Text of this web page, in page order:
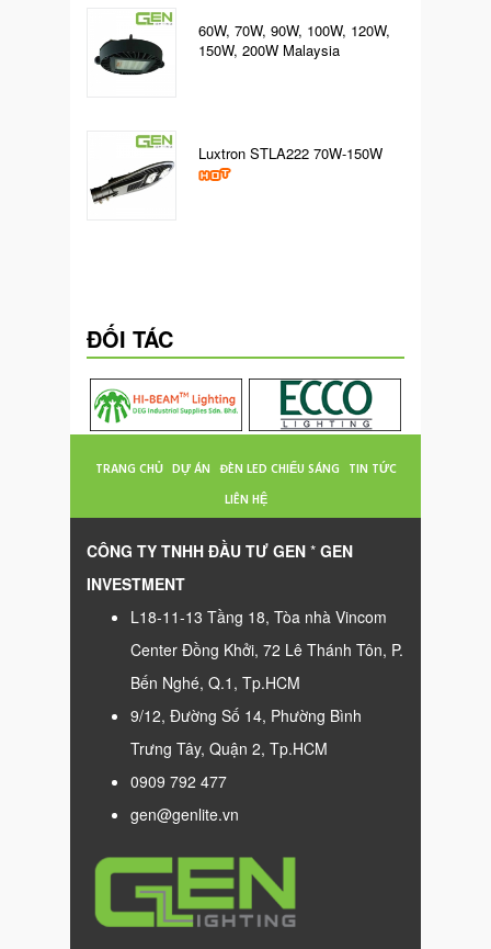
60W, 70W, 90W, 100W, 120W,
150W, 200W Malaysia
Luxtron STLA222 70W-150W
ĐỐI TÁC
TRANG CHỦ DỰ ÁN ĐÈN LED CHIẾU SÁNG TIN TỨC
LIÊN HỆ
CÔNG TY TNHH ĐẦU TƯ GEN * GEN
INVESTMENT
L18-11-13 Tầng 18, Tòa nhà Vincom
Center Đồng Khởi, 72 Lê Thánh Tôn, P.
Bến Nghé, Q.1, Tp.HCM
9/12, Đường Số 14, Phường Bình
Trưng Tây, Quận 2, Tp.HCM
0909 792 477
gen@genlite.vn